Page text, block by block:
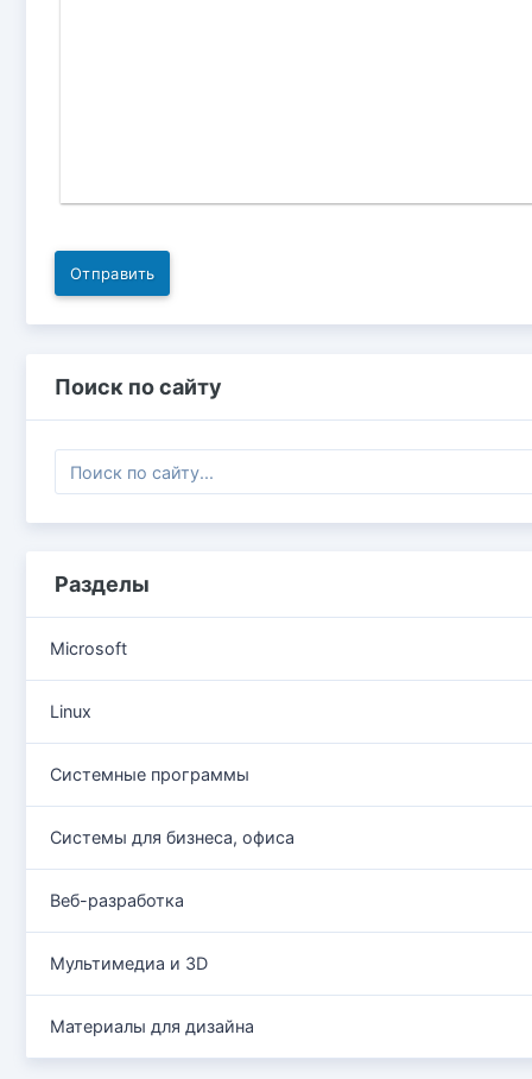
Отправить
Поиск по сайту
Разделы
Microsoft
Linux
Системные программы
Системы для бизнеса, офиса
Веб-разработка
Мультимедиа и 3D
Материалы для дизайна